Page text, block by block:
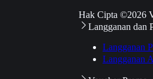
Hak Cipta ©2026
Langganan dan
Langganan
Langganan